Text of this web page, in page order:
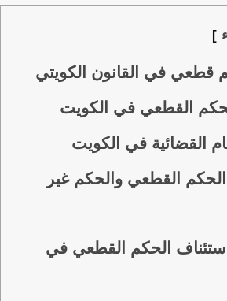
الحكم القطعي والحكم غير
الحكم القطعي في